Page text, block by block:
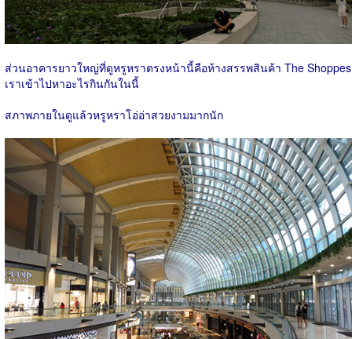
ส่วนอาคารยาวใหญ่ที่ดูหรูหราตรงหน้านี้คือห้างสรรพสินค้า The Shoppes
เราเข้าไปหาอะไรกินกันในนี้
สภาพภายในดูแล้วหรูหราโอ่อ่าสวยงามมากนัก